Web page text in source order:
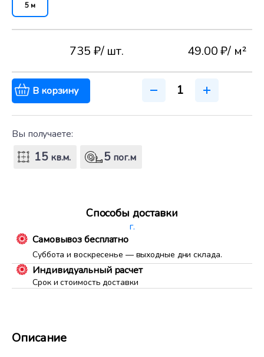
5 м
735 ₽/ шт. 49.00 ₽/ м²
В корзину
Вы получаете:
15кв.м. 5 пог.м
Способы доставки
г.
Самовывоз бесплатно
Суббота и воскресенье — выходные дни склада.
Индивидуальный расчет
Срок и стоимость доставки
Описание